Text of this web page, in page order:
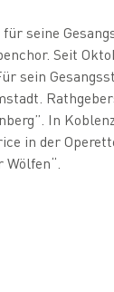
seine
Seit
sein
In
in der